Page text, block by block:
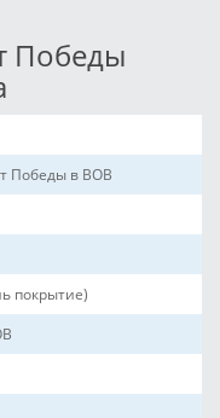
Победы
Победы в ВОВ
покрытие)